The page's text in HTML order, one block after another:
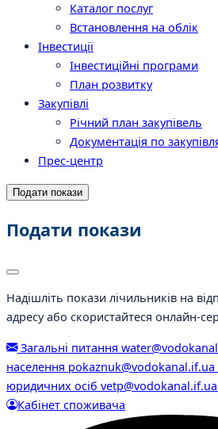
Каталог послуг
Встановлення на облік
Інвестиції
Інвестиційні програми
План розвитку
Закупівлі
Річний план закупівель
Документація по
Прес-центр
Подати покази
Подати покази
Надішліть покази лічильників на
адресу або скористайтеся онлайн-
Загальні питання
населення pokaznuk@vodokanal.if.ua
юридичних осіб vetp@vodokanal.if.ua
Кабінет споживача